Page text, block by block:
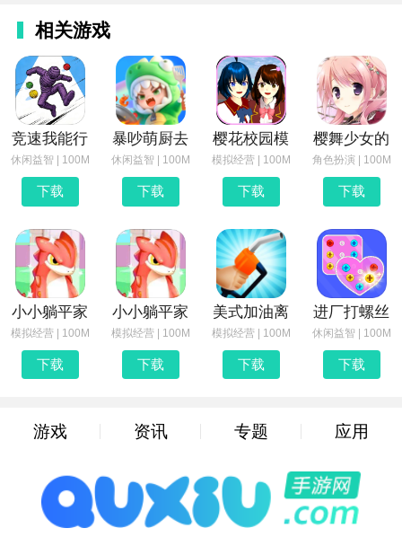
相关游戏
竞速我能行
休闲益智 | 100M
下载
暴吵萌厨去
休闲益智 | 100M
下载
樱花校园模
模拟经营 | 100M
下载
樱舞少女的
角色扮演 | 100M
下载
小小躺平家
模拟经营 | 100M
下载
小小躺平家
模拟经营 | 100M
下载
美式加油离
模拟经营 | 100M
下载
进厂打螺丝
休闲益智 | 100M
下载
游戏 资讯 专题 应用